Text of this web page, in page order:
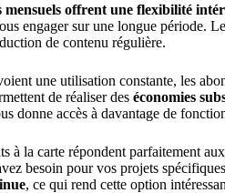
mensuels offrent une flexibilité
engager sur une longue période.
de contenu régulière.
une utilisation constante, les
de réaliser des économies
donne accès à davantage de
à la carte répondent parfaitement
besoin pour vos projets
, ce qui rend cette option